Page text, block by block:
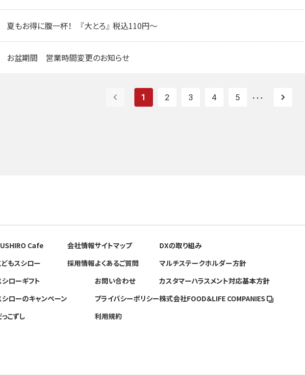
夏もお得に腹一杯！ 『大とろ』 税込110円～
お盆期間 営業時間変更のお知らせ
1 2 3 4 5 ・・・
Cafe
どもスシロー
シローギフト
シローのキャンペーン
っこずし
会社情報
採用情報
サイトマップ
よくあるご質問
お問い合わせ
プライバシーポリシー
利用規約
DXの取り組み
マルチステークホルダー方針
カスタマーハラスメント対応基本方針
株式会社FOOD＆LIFE COMPANIES